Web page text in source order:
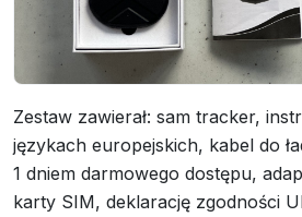
Zestaw zawierał: sam tracker,
językach europejskich, kabel do
1 dniem darmowego dostępu,
karty SIM, deklarację zgodności